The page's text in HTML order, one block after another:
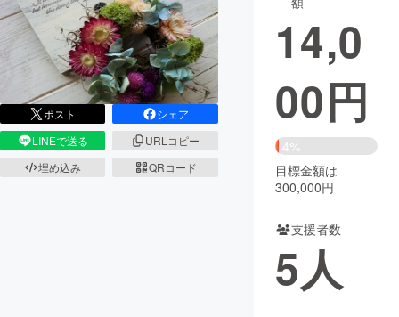
テクノロジー・ガジェット ゲーム・
映像・映画 書籍・雑誌
ビジネス・起業 チャレンジ
まちづくり・地域活性化
CAMPFIRE Creation
コミュニティ
ポスト
シェア
LINEで送る
URLコピー
埋め込み
QRコード
14,0
00円
4%
目標金額は
300,000円
支援者数
5人